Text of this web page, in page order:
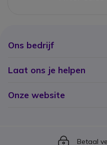
Ons bedrijf
Laat ons je helpen
Onze website
Icon
Betaal